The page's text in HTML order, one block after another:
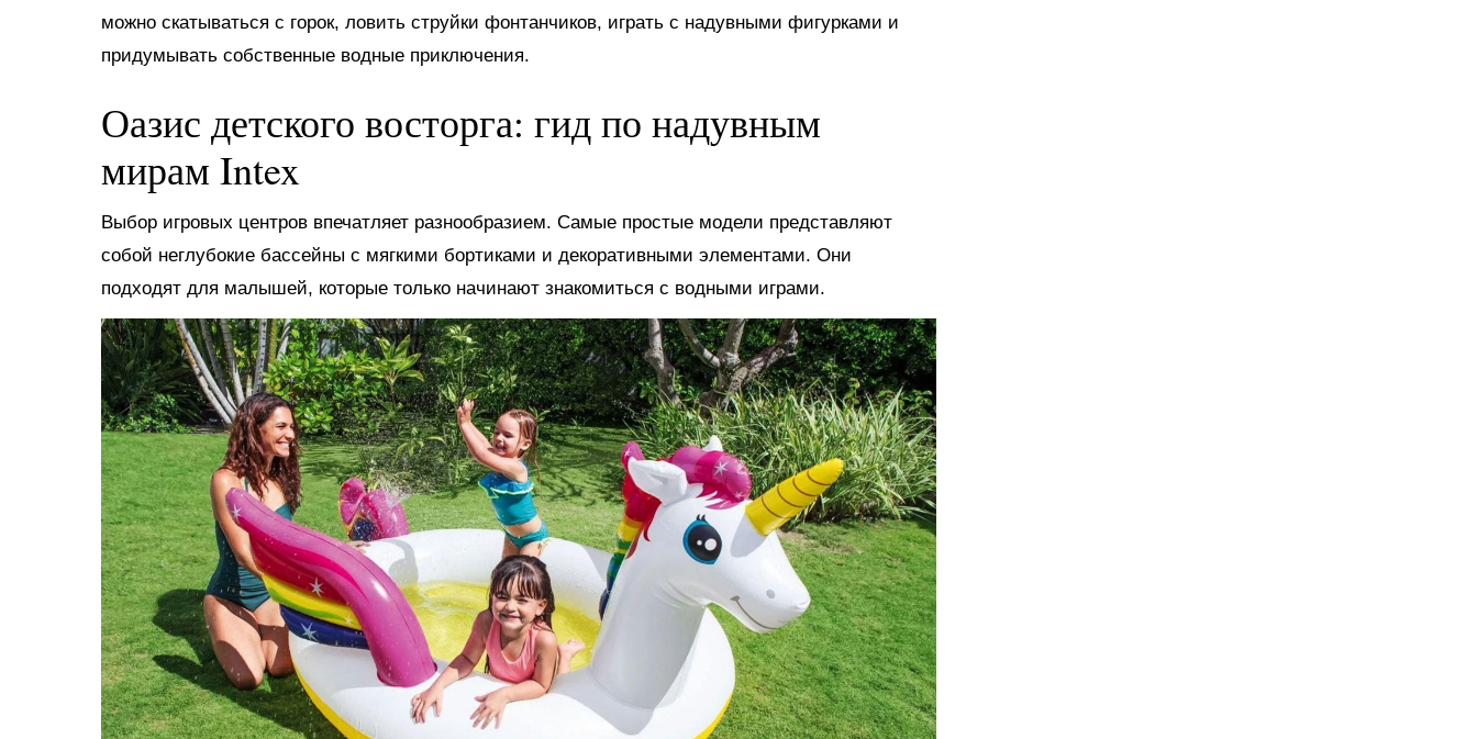
можно скатываться с горок, ловить струйки фонтанчиков, играть с надувными фигурками и
придумывать собственные водные приключения.
Оазис детского восторга: гид по надувным
мирам Intex
Выбор игровых центров впечатляет разнообразием. Самые простые модели представляют
собой неглубокие бассейны с мягкими бортиками и декоративными элементами. Они
подходят для малышей, которые только начинают знакомиться с водными играми.